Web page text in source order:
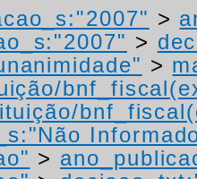
>
>
>
>